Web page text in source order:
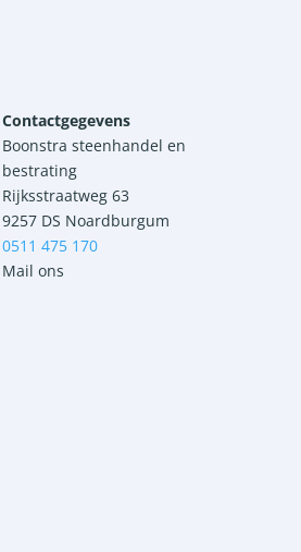
Contactgegevens
Boonstra steenhandel en
bestrating
Rijksstraatweg 63
9257 DS Noardburgum
0511 475 170
Mail ons